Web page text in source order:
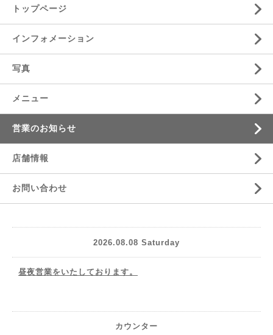
トップページ
インフォメーション
写真
メニュー
営業のお知らせ
店舗情報
お問い合わせ
2026.08.08 Saturday
昼夜営業をいたしております。
カウンター